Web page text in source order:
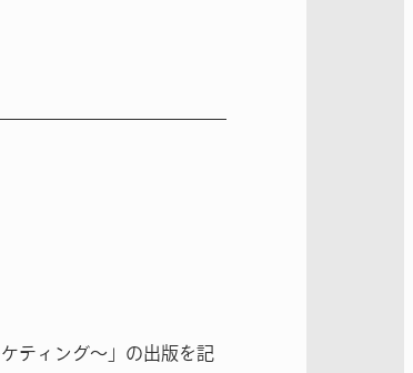
ティング～」の出版を記